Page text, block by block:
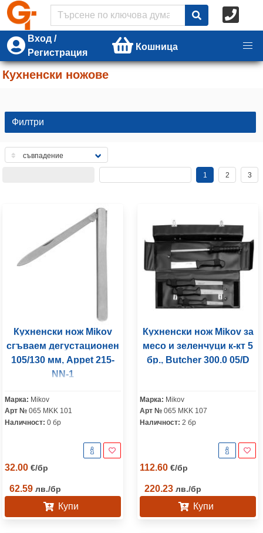
Вход /
Регистрация
Кошница
Кухненски ножове
Филтри
1 2 3
Кухненски нож Mikov
сгъваем дегустационен
105/130 мм, Appet 215-
NN-1
Марка: Mikov
Арт № 065 MKK 101
Наличност: 0 бр
32.00 €/бр
62.59 лв./бр
Купи
Кухненски нож Mikov за
месо и зеленчуци к-кт 5
бр., Butcher 300.0 05/D
Марка: Mikov
Арт № 065 MKK 107
Наличност: 2 бр
112.60 €/бр
220.23 лв./бр
Купи